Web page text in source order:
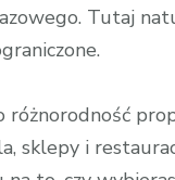
Tutaj
sklepy i